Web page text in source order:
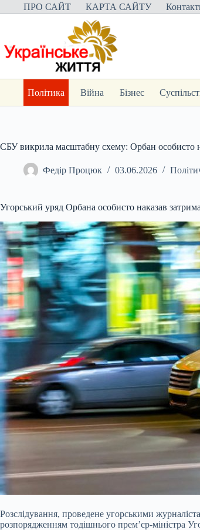
Перейти
до
ПРО САЙТ КАРТА САЙТУ
Політика Війна Бізнес
СБУ викрила масштабну схему: Орбан особисто
Федір Процюк 03.06.2026
Угорський уряд Орбана особисто наказав
Розслідування, проведене угорськими
розпорядженням тодішнього прем’єр-міністра